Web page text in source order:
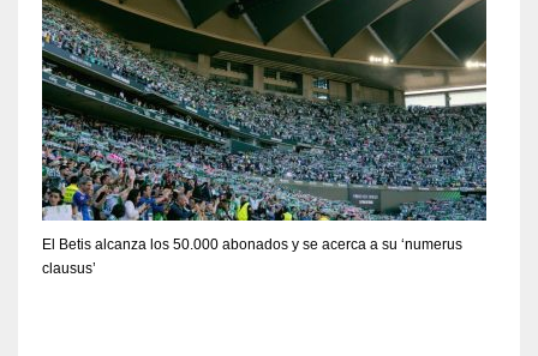
El Betis alcanza los 50.000 abonados y se acerca a su ‘numerus
clausus’